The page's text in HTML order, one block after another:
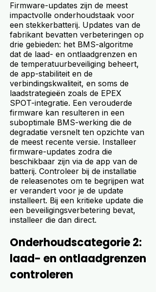
Firmware-updates zijn de meest
impactvolle onderhoudstaak voor
een stekkerbatterij. Updates van de
fabrikant bevatten verbeteringen op
drie gebieden: het BMS-algoritme
dat de laad- en ontlaadgrenzen en
de temperatuurbeveiliging beheert,
de app-stabiliteit en de
verbindingskwaliteit, en soms de
laadstrategieën zoals de EPEX
SPOT-integratie. Een verouderde
firmware kan resulteren in een
suboptimale BMS-werking die de
degradatie versnelt ten opzichte van
de meest recente versie. Installeer
firmware-updates zodra die
beschikbaar zijn via de app van de
batterij. Controleer bij de installatie
de releasenotes om te begrijpen wat
er verandert voor je de update
installeert. Bij een kritieke update die
een beveiligingsverbetering bevat,
installeer die dan direct.
Onderhoudscategorie 2:
laad- en ontlaadgrenzen
controleren